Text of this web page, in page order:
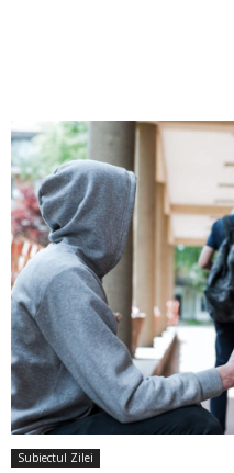
Subiectul Zilei